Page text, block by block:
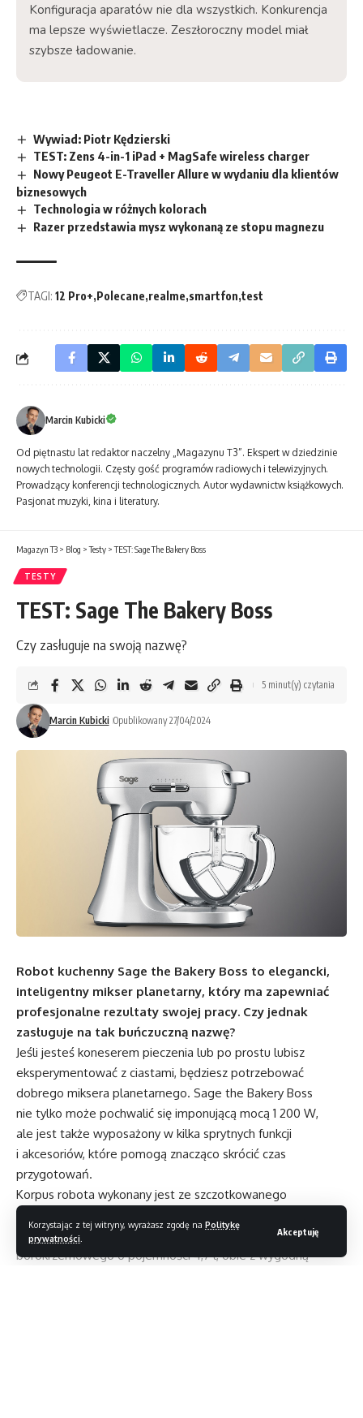
Korzystając z tej witryny, wyrażasz zgodę na Politykę
prywatności
Akceptuję
Konfiguracja aparatów nie dla wszystkich. Konkurencja
ma lepsze wyświetlacze. Zeszłoroczny model miał
szybsze ładowanie.
Wywiad: Piotr Kędzierski
TEST: Zens 4-in-1 iPad + MagSafe wireless charger
Nowy Peugeot E-Traveller Allure w wydaniu dla klientów
biznesowych
Technologia w różnych kolorach
Razer przedstawia mysz wykonaną ze stopu magnezu
TAGI: 12 Pro+ Polecane realme smartfon test
Marcin Kubicki
Od piętnastu lat redaktor naczelny „Magazynu T3”. Ekspert w dziedzinie
nowych technologii. Częsty gość programów radiowych i telewizyjnych.
Prowadzący konferencji technologicznych. Autor wydawnictw książkowych.
Pasjonat muzyki, kina i literatury.
Magazyn T3 > Blog >Testy >TEST: Sage The Bakery Boss
TESTY
TEST: Sage The Bakery Boss
Czy zasługuje na swoją nazwę?
Marcin Kubicki Opublikowany 27/04/2024
5 minut(y) czytania
Robot kuchenny Sage the Bakery Boss to elegancki,
inteligentny mikser planetarny, który ma zapewniać
profesjonalne rezultaty swojej pracy. Czy jednak
zasługuje na tak buńczuczną nazwę?
Jeśli jesteś koneserem pieczenia lub po prostu lubisz
eksperymentować z ciastami, będziesz potrzebować
dobrego miksera planetarnego. Sage the Bakery Boss
nie tylko może pochwalić się imponującą mocą 1 200 W,
ale jest także wyposażony w kilka sprytnych funkcji
i akcesoriów, które pomogą znacząco skrócić czas
przygotowań.
Korpus robota wykonany jest ze szczotkowanego
aluminium. W zestawie znajdziemy miskę ze stali
nierdzewnej o pojemności 3,8 l i jeszcze większą ze szkła
borokrzemowego o pojemności 4,7 l, obie z wygodną